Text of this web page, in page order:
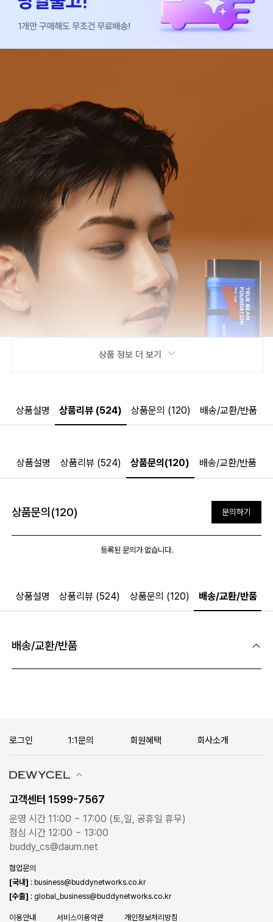
상품 정보 더 보기
상품설명 상품리뷰 (524) 상품문의 (120) 배송/교환/반품
상품설명 상품리뷰 (524) 상품문의(120) 배송/교환/반품
상품문의(120) 문의하기
등록된 문의가 없습니다.
상품설명 상품리뷰 (524) 상품문의 (120) 배송/교환/반품
배송/교환/반품
로그인 1:1문의 회원혜택 회사소개
고객센터 1599-7567
운영 시간 11:00 ~ 17:00 (토,일, 공휴일 휴무)
점심 시간 12:00 ~ 13:00
buddy_cs@daum.net
협업문의
[국내] : business@buddynetworks.co.kr
[수출] : global_business@buddynetworks.co.kr
이용안내 서비스이용약관 개인정보처리방침